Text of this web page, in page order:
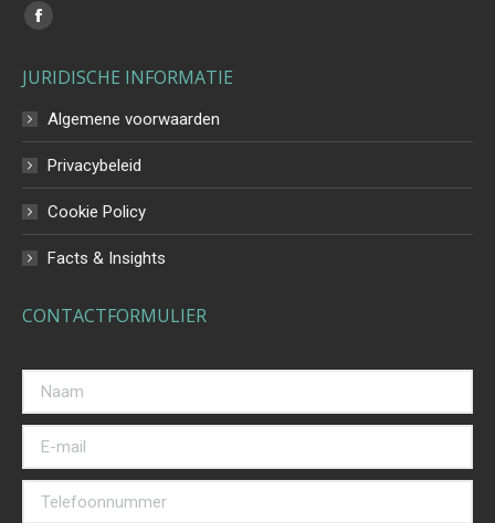
Vind ons op:
Facebook
opens
in
new
window
JURIDISCHE INFORMATIE
Algemene voorwaarden
Privacybeleid
Cookie Policy
Facts & Insights
CONTACTFORMULIER